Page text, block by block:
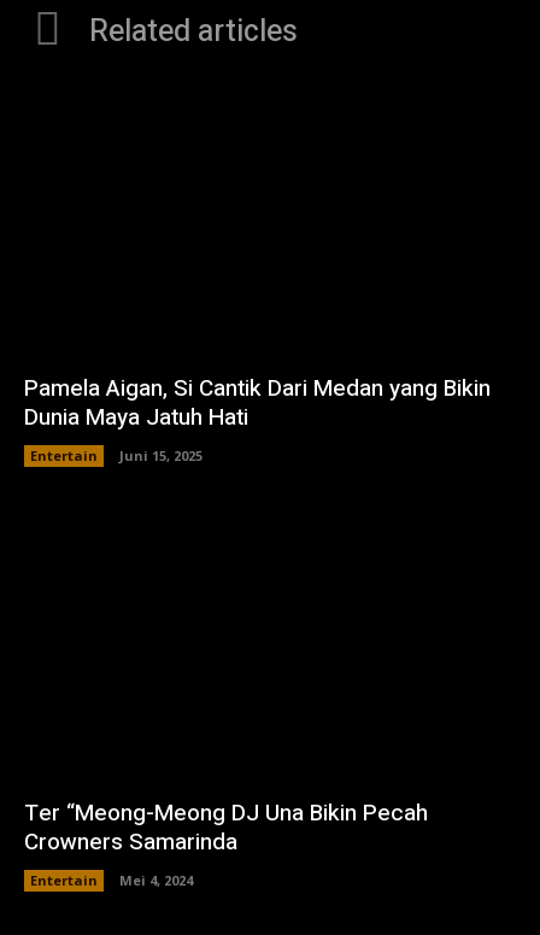
Related articles
Pamela Aigan, Si Cantik Dari Medan yang Bikin
Dunia Maya Jatuh Hati
Entertain Juni 15, 2025
Ter “Meong-Meong DJ Una Bikin Pecah
Crowners Samarinda
Entertain Mei 4, 2024